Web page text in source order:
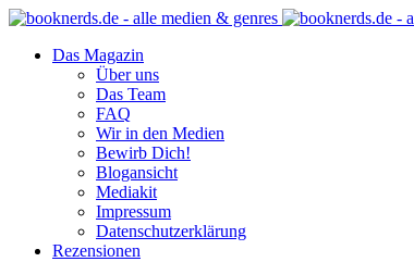
Das Magazin
Über uns
Das Team
FAQ
Wir in den Medien
Bewirb Dich!
Blogansicht
Mediakit
Impressum
Datenschutzerklärung
Rezensionen